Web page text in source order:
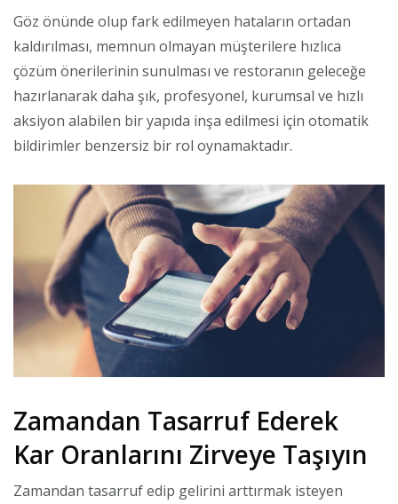
Göz önünde olup fark edilmeyen hataların ortadan
kaldırılması, memnun olmayan müşterilere hızlıca
çözüm önerilerinin sunulması ve restoranın geleceğe
hazırlanarak daha şık, profesyonel, kurumsal ve hızlı
aksiyon alabilen bir yapıda inşa edilmesi için otomatik
bildirimler benzersiz bir rol oynamaktadır.
Zamandan Tasarruf Ederek
Kar Oranlarını Zirveye Taşıyın
Zamandan tasarruf edip gelirini arttırmak isteyen